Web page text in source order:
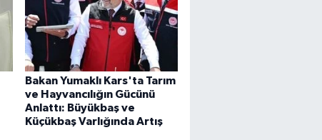
Bakan Yumaklı Kars'ta Tarım
ve Hayvancılığın Gücünü
Anlattı: Büyükbaş ve
Küçükbaş Varlığında Artış